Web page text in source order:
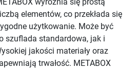
wyróżnia się prostą
elementów, co przekłada się
użytkowanie. Może być
szuflada standardowa, jak i
jakości materiały oraz
trwałość. METABOX